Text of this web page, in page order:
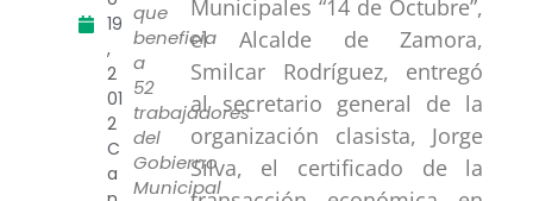
19
,
2
01
2
C
a
que
beneficia
a
52
trabajadores
del
Gobierno
Municipal
Municipales “14 de Octubre”,
el Alcalde de Zamora,
Smilcar Rodríguez, entregó
al secretario general de la
organización clasista, Jorge
Silva, el certificado de la